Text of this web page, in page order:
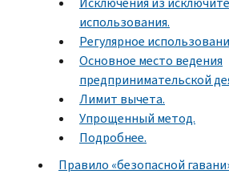
использования.
Регулярное
Основное место ведения
предпринимательской
Лимит вычета.
Упрощенный метод.
Подробнее.
Правило «безопасной